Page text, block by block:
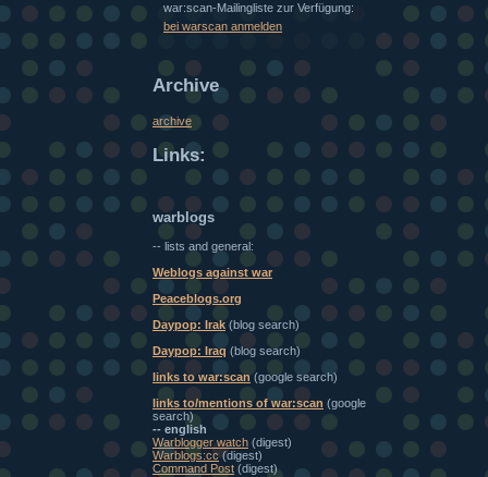
war:scan-Mailingliste zur Verfügung:
bei warscan anmelden
Archive
archive
Links:
warblogs
-- lists and general:
Weblogs against war
Peaceblogs.org
Daypop: Irak (blog search)
Daypop: Iraq (blog search)
links to war:scan (google search)
links to/mentions of war:scan (google
search)
-- english
Warblogger watch (digest)
Warblogs:cc(digest)
Command Post (digest)